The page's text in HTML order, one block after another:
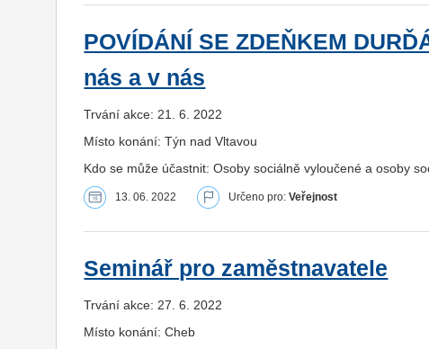
POVÍDÁNÍ SE ZDEŇKEM
nás a v nás
Trvání akce: 21. 6. 2022
Místo konání: Týn nad Vltavou
Kdo se může účastnit: Osoby sociálně vyloučené a osoby
13. 06. 2022 Určeno pro:Veřejnost
Seminář pro zaměstnavatele
Trvání akce: 27. 6. 2022
Místo konání: Cheb